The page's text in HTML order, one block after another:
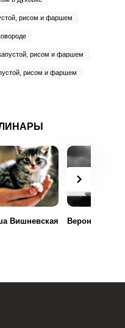
рисом и фаршем
рисом и фаршем
рисом и фаршем
Вишневская Вероника